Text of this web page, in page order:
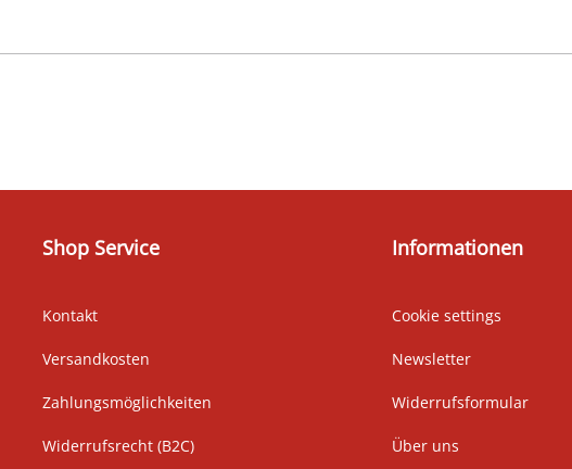
Shop Service
Kontakt
Versandkosten
Zahlungsmöglichkeiten
Widerrufsrecht (B2C)
Informationen
Cookie settings
Newsletter
Widerrufsformular
Über uns